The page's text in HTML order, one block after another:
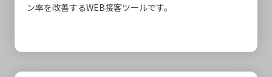
ン率を改善するWEB接客ツールです。